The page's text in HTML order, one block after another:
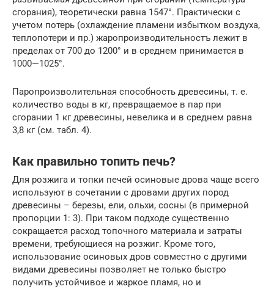
сгорания), теоретически равна 1547°. Практически с
учетом потерь (охлаждение пламени избытком воздуха,
теплопотери и пр.) жаропроизводительностъ лежит в
пределах от 700 до 1200° и в среднем принимается в
1000—1025°.
Паропроизволительная способность древесины, т. е.
количество воды в кг, превращаемое в пар при
сгорании 1 кг древесины, невелика и в среднем равна
3,8 кг (см. табл. 4).
Как правильно топить печь?
Для розжига и топки печей осиновые дрова чаще всего
используют в сочетании с дровами других пород
древесины – березы, ели, ольхи, сосны (в примерной
пропорции 1: 3). При таком подходе существенно
сокращается расход топочного материала и затраты
времени, требующиеся на розжиг. Кроме того,
использование осиновых дров совместно с другими
видами древесины позволяет не только быстро
получить устойчивое и жаркое пламя, но и